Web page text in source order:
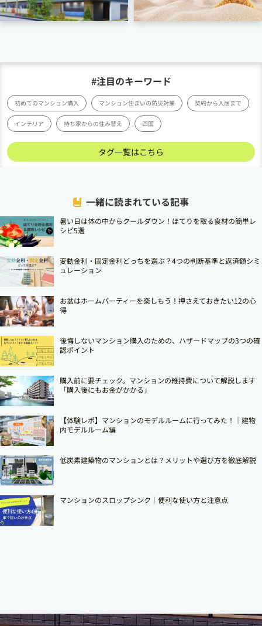
#注目のキーワード
初めてのマンション購入 マンション住まいの防災対策 契約から入居まで
インテリア 持ち家からの住み替え 四国
タグ一覧はこちら
一緒に読まれている記事
暑い日は体の中からクールダウン！ほてりを取る食材の簡単レ
シピ5選
変動金利・固定金利どっちを選ぶ？4つの判断基準と返済額シミ
ュレーション
お盆はホームパーティーを楽しもう！押さえておきたい12の心
得
後悔しないマンション購入のための、ハザードマップの3つの確
認ポイント
購入前に要チェック。マンションの維持費について解説します
「購入後にもお金がかかる」
【体験レポ】マンションのモデルルームに行ってみた！｜建物
内モデルルーム編
低炭素建築物のマンションとは？メリットや選び方を徹底解説
マンションのスロップシンク│便利な使い方と注意点